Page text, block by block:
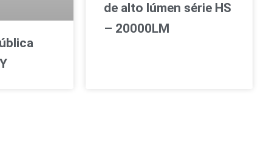
de alto lúmen série HS
– 20000LM